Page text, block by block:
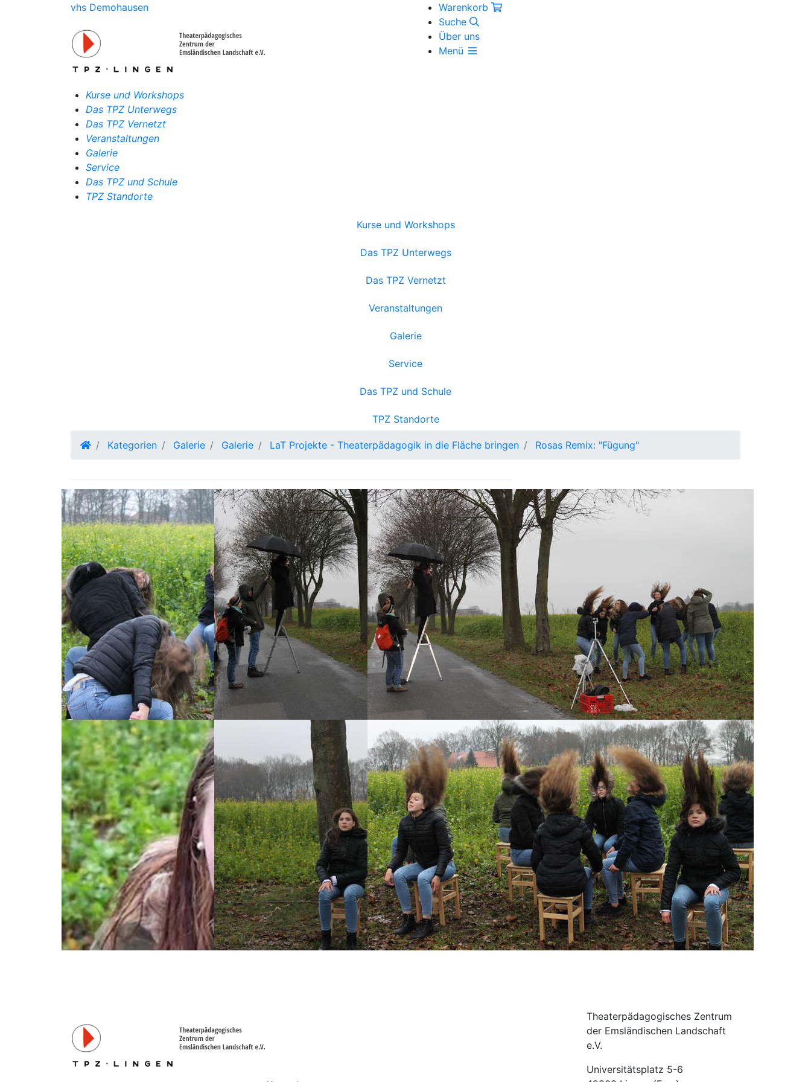
vhs Demohausen
Warenkorb
Suche
Über uns
Menü
Kurse und Workshops
Das TPZ Unterwegs
Das TPZ Vernetzt
Veranstaltungen
Galerie
Service
Das TPZ und Schule
TPZ Standorte
Kurse und Workshops
Das TPZ Unterwegs
Das TPZ Vernetzt
Veranstaltungen
Galerie
Service
Das TPZ und Schule
TPZ Standorte
Kategorien Galerie Galerie LaT Projekte - Theaterpädagogik in die Fläche bringen Rosas Remix: "Fügung"
Theaterpädagogisches Zentrum
der Emsländischen Landschaft
e.V.
Universitätsplatz 5-6